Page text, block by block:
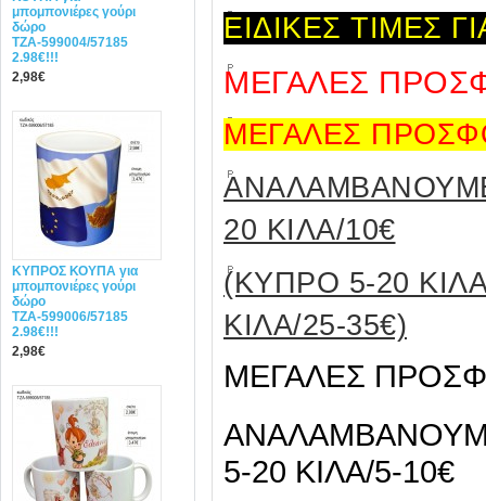
μπομπονιέρες γούρι
δώρο
ΤΖΑ-599004/57185
2.98€!!!
2,98€
ΚΥΠΡΟΣ ΚΟΥΠΑ για
μπομπονιέρες γούρι
δώρο
ΤΖΑ-599006/57185
2.98€!!!
2,98€
ΕΙΔΙΚΕΣ ΤΙΜΕΣ
ΜΕΓΑΛΕΣ
ΜΕΓΑΛΕΣ
20 ΚΙΛΑ/10€
(ΚΥΠΡΟ 5-20
ΚΙΛΑ/25-35€)
ΜΕΓΑΛΕΣ
5-20 ΚΙΛΑ/5-10€